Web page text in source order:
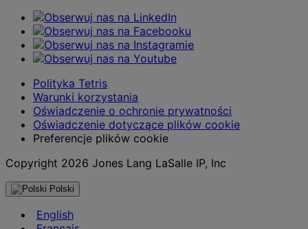
Polityka Tetris
Warunki korzystania
Oświadczenie o ochronie prywatności
Oświadczenie dotyczące plików cookie
Preferencje plików cookie
Copyright 2026 Jones Lang LaSalle IP, Inc
Polski
English